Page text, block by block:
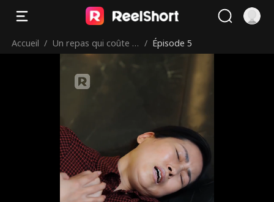
Accueil / Un repas qui coûte tr / Épisode 5